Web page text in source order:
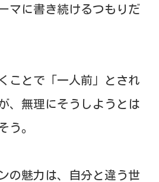
マに書き続けるつもりだ
ことで「一人前」とされ
、無理にそうしようとは
う。
の魅力は、自分と違う世